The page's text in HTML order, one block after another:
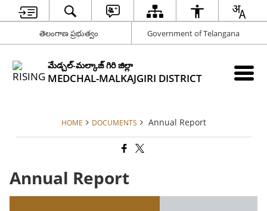
తెలంగాణ ప్రభుత్వం Government of Telangana
మేడ్చల్-మల్కాజ్ గిరి జిల్లా
MEDCHAL-MALKAJGIRI DISTRICT
HOME DOCUMENTS Annual Report
Annual Report